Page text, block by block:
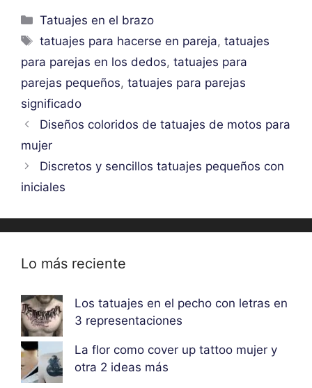
Categorías
Tatuajes en el brazo
Etiquetas
tatuajes para hacerse en pareja,tatuajes
para parejas en los dedos, tatuajes para
parejas pequeños, tatuajes para parejas
significado
Diseños coloridos de tatuajes de motos para
mujer
Discretos y sencillos tatuajes pequeños con
iniciales
Lo más reciente
Los tatuajes en el pecho con letras en
3 representaciones
La flor como cover up tattoo mujer y
otra 2 ideas más